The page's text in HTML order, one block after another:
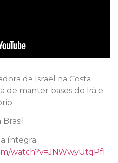
de Israel na Costa
de manter bases do Irã e
íntegra:
watch?v=JNWwyUtqPfI